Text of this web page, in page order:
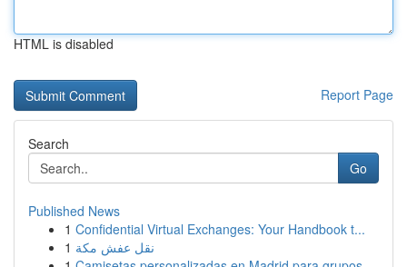
HTML is disabled
Report Page
Search
Go
Published News
1 Confidential Virtual Exchanges: Your Handbook t...
1 نقل عفش مكة